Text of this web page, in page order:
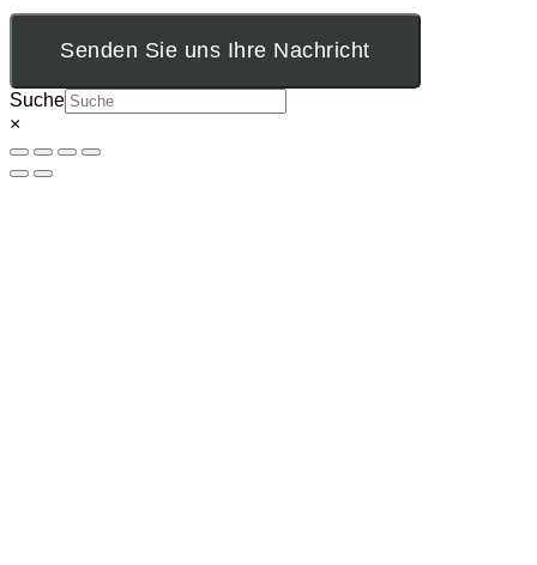
Senden Sie uns Ihre Nachricht
Suche
×